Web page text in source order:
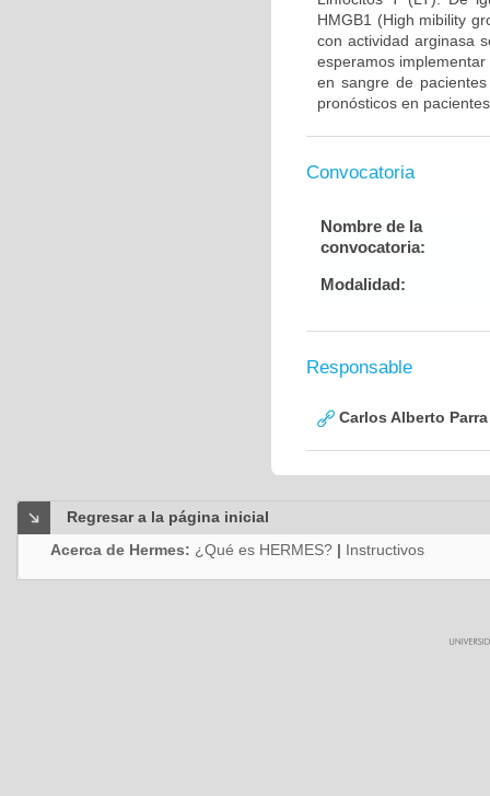
HMGB1 (High mibility
con actividad arginasa
esperamos
en sangre de
pronósticos en
Convocatoria
Nombre de la
convocatoria:
Modalidad:
Responsable
Carlos Alberto
Regresar a la página inicial
Acerca de Hermes: ¿Qué es HERMES? | Instructivos